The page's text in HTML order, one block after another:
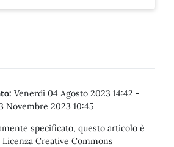
Venerdì 04 Agosto 2023 14:42 -
Novembre 2023 10:45
specificato, questo articolo è
Creative Commons